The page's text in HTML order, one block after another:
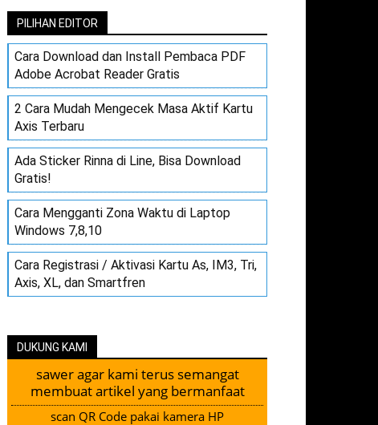
PILIHAN EDITOR
Cara Download dan Install Pembaca PDF
Adobe Acrobat Reader Gratis
2 Cara Mudah Mengecek Masa Aktif Kartu
Axis Terbaru
Ada Sticker Rinna di Line, Bisa Download
Gratis!
Cara Mengganti Zona Waktu di Laptop
Windows 7,8,10
Cara Registrasi / Aktivasi Kartu As, IM3, Tri,
Axis, XL, dan Smartfren
DUKUNG KAMI
sawer agar kami terus semangat
membuat artikel yang bermanfaat
scan QR Code pakai kamera HP